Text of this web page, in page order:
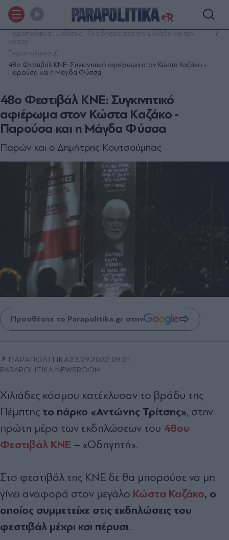
Παραπολιτικά | Ειδήσεις - Οι ειδήσεις από την Ελλάδα και τον
κόσμο
Παραπολιτικά
48ο Φεστιβάλ ΚΝΕ: Συγκινητικό αφιέρωμα στον Κώστα Καζάκο -
Παρούσα και η Μάγδα Φύσσα
48ο Φεστιβάλ ΚΝΕ: Συγκινητικό
αφιέρωμα στον Κώστα Καζάκο -
Παρούσα και η Μάγδα Φύσσα
Παρών και ο Δημήτρης Κουτσούμπας
Προσθέστε το Parapolitika.gr στην
ΠΑΡΑΠΟΛΙΤΙΚΑ23.09.2022 09:21
PARAPOLITIKA NEWSROOM
Χιλιάδες κόσμου κατέκλυσαν το βράδυ της
Πέμπτης το πάρκο «Αντώνης Τρίτσης», στην
πρώτη μέρα των εκδηλώσεων του 48ου
Φεστιβάλ ΚΝΕ – «Οδηγητή».
Στο φεστιβάλ της ΚΝΕ δε θα μπορούσε να μη
γίνει αναφορά στον μεγάλο Κώστα Καζάκο, ο
οποίος συμμετείχε στις εκδηλώσεις του
φεστιβάλ μέχρι και πέρυσι.